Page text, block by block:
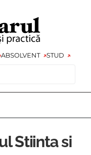
ABSOLVENT STUD
Stiinta si